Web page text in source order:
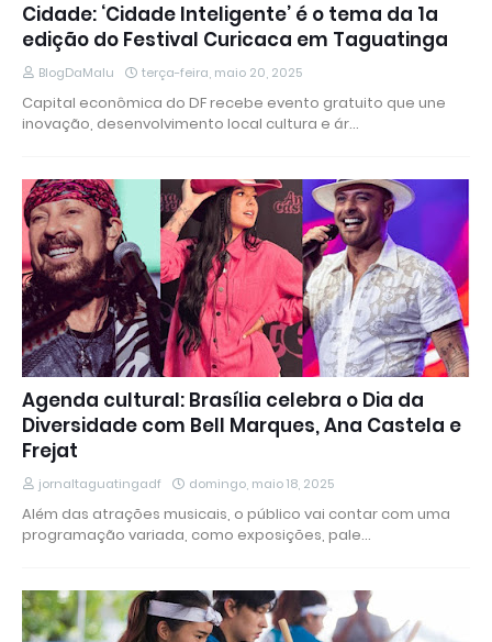
Cidade: ‘Cidade Inteligente’ é o tema da 1a
edição do Festival Curicaca em Taguatinga
BlogDaMalu terça-feira, maio 20, 2025
Capital econômica do DF recebe evento gratuito que une
inovação, desenvolvimento local cultura e ár…
Agenda cultural: Brasília celebra o Dia da
Diversidade com Bell Marques, Ana Castela e
Frejat
jornaltaguatingadf domingo, maio 18, 2025
Além das atrações musicais, o público vai contar com uma
programação variada, como exposições, pale…